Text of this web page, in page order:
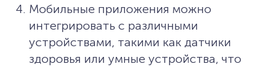
Мобильные приложения можно
интегрировать с различными
устройствами, такими как датчики
здоровья или умные устройства, что